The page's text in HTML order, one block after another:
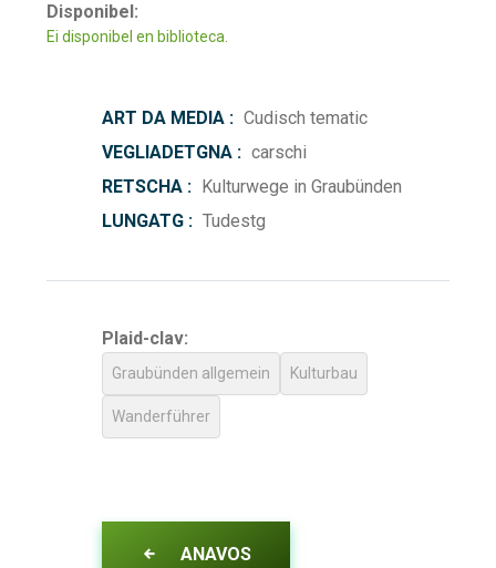
Disponibel:
Ei disponibel en biblioteca.
ART DA MEDIA : Cudisch tematic
VEGLIADETGNA : carschi
RETSCHA :
Kulturwege in Graubünden
LUNGATG : Tudestg
Plaid-clav:
Graubünden allgemein Kulturbau
Wanderführer
ANAVOS